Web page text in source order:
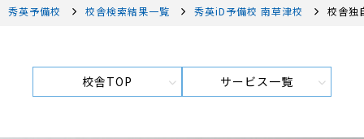
秀英予備校 校舎検索結果一覧 秀英iD予備校 南草津校 校舎独
校舎TOP サービス一覧